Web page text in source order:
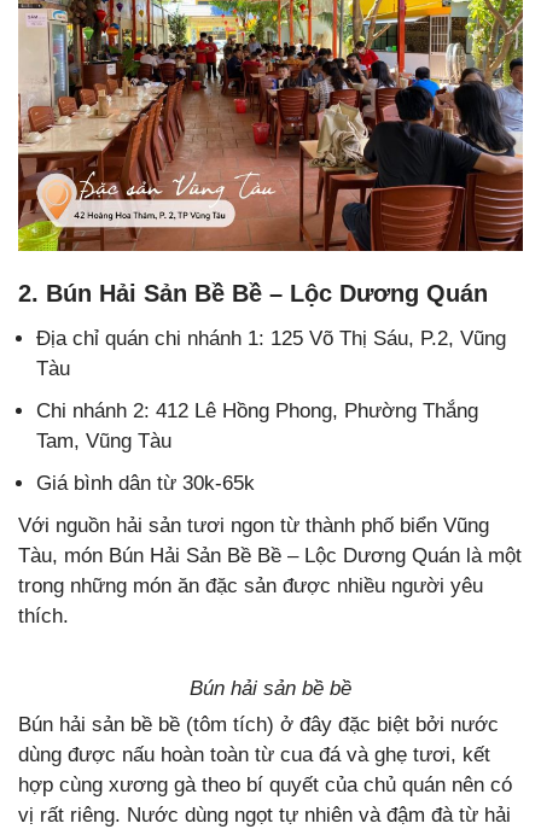
2. Bún Hải Sản Bề Bề – Lộc Dương Quán
Địa chỉ quán chi nhánh 1: 125 Võ Thị Sáu, P.2, Vũng
Tàu
Chi nhánh 2: 412 Lê Hồng Phong, Phường Thắng
Tam, Vũng Tàu
Giá bình dân từ 30k-65k
Với nguồn hải sản tươi ngon từ thành phố biển Vũng
Tàu, món Bún Hải Sản Bề Bề – Lộc Dương Quán là một
trong những món ăn đặc sản được nhiều người yêu
thích.
Bún hải sản bề bề
Bún hải sản bề bề (tôm tích) ở đây đặc biệt bởi nước
dùng được nấu hoàn toàn từ cua đá và ghẹ tươi, kết
hợp cùng xương gà theo bí quyết của chủ quán nên có
vị rất riêng. Nước dùng ngọt tự nhiên và đậm đà từ hải